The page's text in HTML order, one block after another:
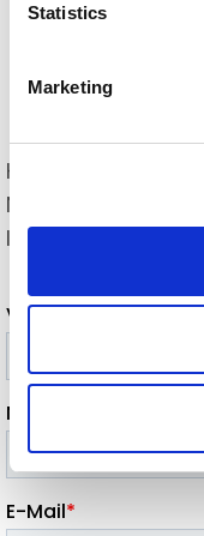
Statistics
Marketing
uns
Kommentare,
Nachricht und wir
Ihnen melden!​